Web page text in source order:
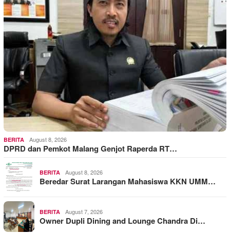
BERITA August 8, 2026
DPRD dan Pemkot Malang Genjot Raperda RT…
BERITA August 8, 2026
Beredar Surat Larangan Mahasiswa KKN UMM…
BERITA August 7, 2026
Owner Dupli Dining and Lounge Chandra Di…